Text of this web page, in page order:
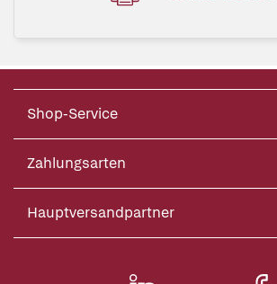
Shop-Service
Zahlungsarten
Hauptversandpartner